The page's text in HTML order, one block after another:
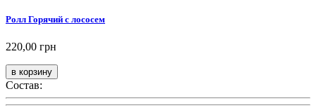
Ролл Горячий с лососем
220,00 грн
Состав: